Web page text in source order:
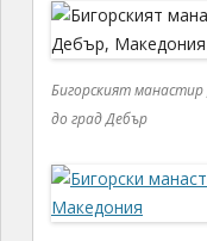
Бигорският манастир
до град Дебър